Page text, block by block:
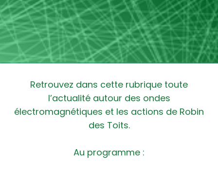
Retrouvez dans cette rubrique toute
l’actualité autour des ondes
électromagnétiques et les actions de Robin
des Toits.
Au programme :